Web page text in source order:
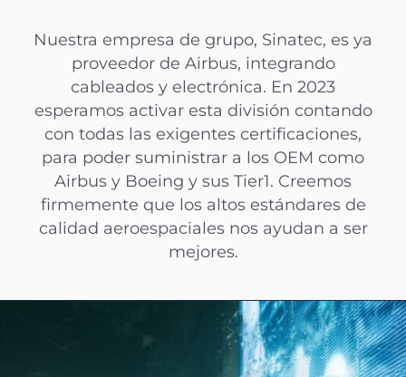
Nuestra empresa de grupo, Sinatec, es ya
proveedor de Airbus, integrando
cableados y electrónica. En 2023
esperamos activar esta división contando
con todas las exigentes certificaciones,
para poder suministrar a los OEM como
Airbus y Boeing y sus Tier1. Creemos
firmemente que los altos estándares de
calidad aeroespaciales nos ayudan a ser
mejores.